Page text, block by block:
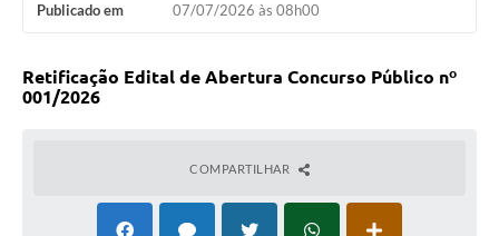
Tributos
Lançadoria
Reforma Agrária
Publicado em 07/07/2026 às 08h00
Retificação Edital de Abertura Concurso Público nº
001/2026
COMPARTILHAR